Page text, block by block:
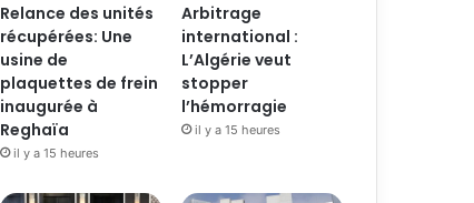
Relance des unités
récupérées: Une
usine de
plaquettes de frein
inaugurée à
Reghaïa
il y a 15 heures
Arbitrage
international :
L’Algérie veut
stopper
l’hémorragie
il y a 15 heures